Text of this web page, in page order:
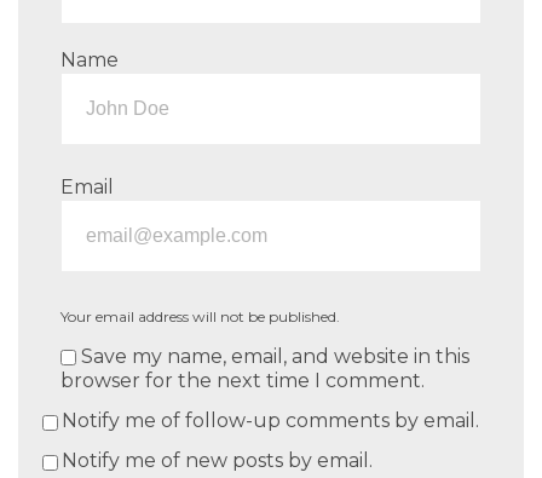
Name
Email
Your email address will not be published.
Save my name, email, and website in this
browser for the next time I comment.
Notify me of follow-up comments by email.
Notify me of new posts by email.